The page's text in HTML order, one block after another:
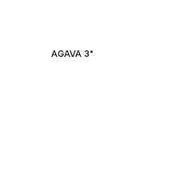
AGAVA 3*